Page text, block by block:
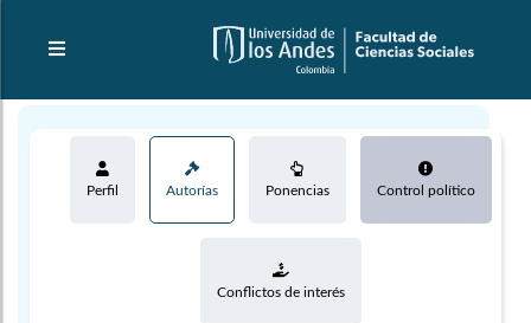
Perfil Autorías Ponencias Control político
Conflictos de interés